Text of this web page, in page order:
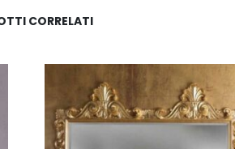
CORRELATI